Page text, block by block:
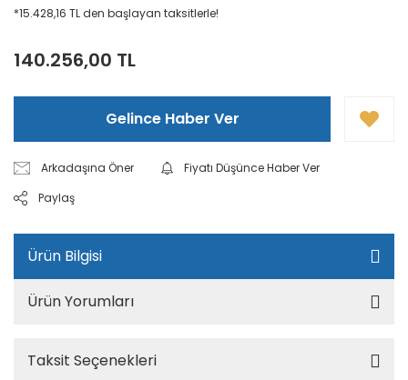
*15.428,16 TL den başlayan taksitlerle!
140.256,00 TL
Gelince Haber Ver
Arkadaşına Öner
Fiyatı Düşünce Haber Ver
Paylaş
Ürün Bilgisi
Ürün Yorumları
Taksit Seçenekleri